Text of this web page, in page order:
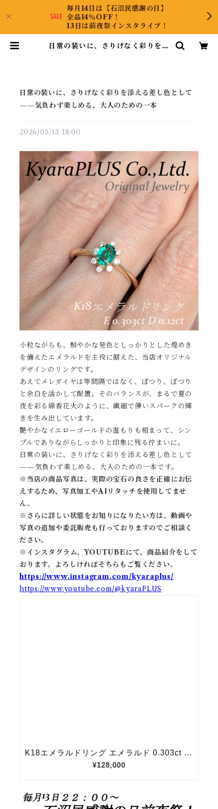
毎月14日は【石沼民感謝の日】
全品14％OFF！
13日は前夜祭インスタライブ！
日常の装いに、さりげなく彩りを添
日常の装いに、さりげなく彩りを添える差し色として
——気負わず楽しめる、大人のための一本
2026/05/13 18:00
小粒ながらも、鮮やかな発色としっかりとした煌めき
を備えたエメラルドを主役に据えた、当店オリジナル
デザインのリングです。
あえてメレダイヤは等間隔ではなく、ぽつり、ぽつり
と余白を活かして配置。そのバランスが、まるで夏の
夜を彩る線香花火のように、繊細で儚いスパークの輝
きを生み出しています。
艶やかなイエローゴールドの温もりも相まって、シン
プルでありながらしっかりと印象に残る佇まいに。
日常の装いに、さりげなく彩りを添える差し色として
——気負わず楽しめる、大人のための一本です。
※当店の商品写真は、実際の宝石の良さを正確にお伝
えするため、写真加工やAIリタッチを使用してませ
ん。
※ さらに詳しい状態をお知りになりたい方は、動画や
写真の追加や委託販売も行っておりますのでご相談く
ださい。
※ インスタグラム、YOUTUBEにて、商品紹介をして
おります。よろしければそちらもご覧ください。
https://www.instagram.com/kyaraplus/
https://www.youtube.com/@kyaraPLUS